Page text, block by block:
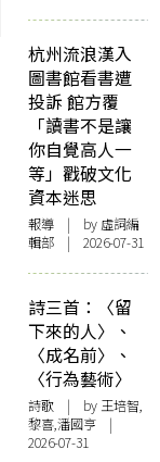
杭州流浪漢入
圖書館看書遭
投訴 館方覆
「讀書不是讓
你自覺高人一
等」戳破文化
資本迷思
報導 | by 虛詞編
輯部 | 2026-07-31
詩三首：〈留
下來的人〉、
〈成名前〉、
〈行為藝術〉
詩歌 | by 王培智,
黎喜,潘國亨 |
2026-07-31